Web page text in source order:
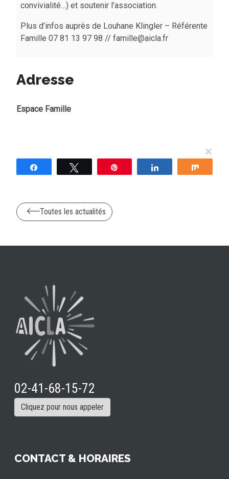
convivialité…) et soutenir l’association.
Plus d’infos auprès de Louhane Klingler – Référente
Famille 07 81 13 97 98 // famille@aicla.fr
Adresse
Espace Famille
Partagez
Toutes les actualités
02-41-68-15-72
Cliquez pour nous appeler
CONTACT & HORAIRES